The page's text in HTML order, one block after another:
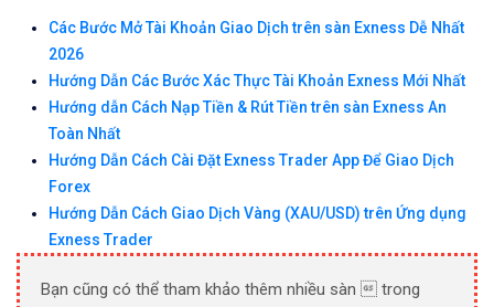
Các Bước Mở Tài Khoản Giao Dịch trên sàn Exness Dễ Nhất
2026
Hướng Dẫn Các Bước Xác Thực Tài Khoản Exness Mới Nhất
Hướng dẫn Cách Nạp Tiền & Rút Tiền trên sàn Exness An
Toàn Nhất
Hướng Dẫn Cách Cài Đặt Exness Trader App Để Giao Dịch
Forex
Hướng Dẫn Cách Giao Dịch Vàng (XAU/USD) trên Ứng dụng
Exness Trader
Bạn cũng có thể tham khảo thêm nhiều sàn  trong